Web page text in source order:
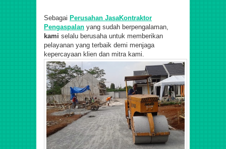
Sebagai Perusahan JasaKontraktor
Pengaspalan yang sudah berpengalaman,
kami selalu berusaha untuk memberikan
pelayanan yang terbaik demi menjaga
kepercayaan klien dan mitra kami.